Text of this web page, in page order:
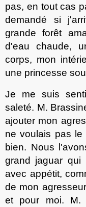
pas, en tout cas
demandé si
grandeforêt
d'eau chaude,
corps, mon
une princesse
Je me suis
saleté. M.
ajouter mon
ne voulais pas
bien. Nous
grand jaguar
avec appétit,
de mon
et pour moi. M.